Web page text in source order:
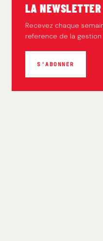
LA
Recevez chaque
reference de la gestion
S'ABONNER